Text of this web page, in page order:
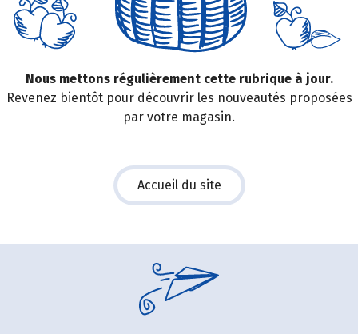
Nous mettons régulièrement cette rubrique à jour.
Revenez bientôt pour découvrir les nouveautés proposées
par votre magasin.
Accueil du site